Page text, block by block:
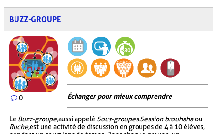
BUZZ-GROUPE
0 Échanger pour mieux comprendre
Le Buzz-groupe,aussi appelé Sous-groupes,Session brouhahaou
Ruche,est une activité de discussion en groupes de 4 à 10 élèves,